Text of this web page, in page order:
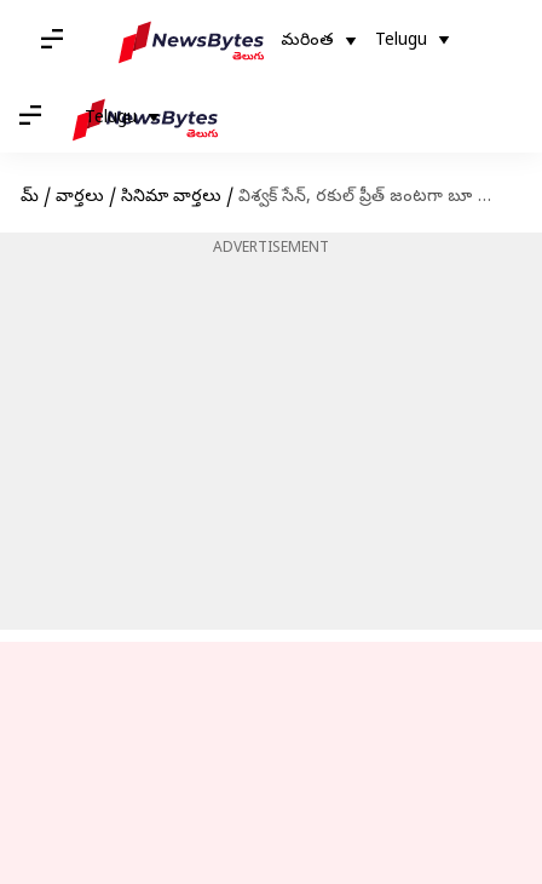
మరింత Telugu
Telugu
హోమ్ / వార్తలు / సినిమా వార్తలు / విశ్వక్ సేన్, రకుల్ ప్రీత్ జంటగా బూ మూవీ: డైరెక్టుగా ఓటీటీలో రిలీజ్
ADVERTISEMENT